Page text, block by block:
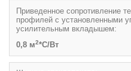
Приведенное сопротивление
профилей с установленными
усилительным вкладышем:
0,8 м2*С/Вт